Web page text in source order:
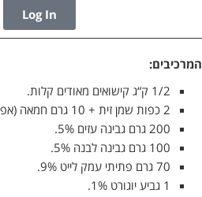
Log In
המרכיבים:
1/2 ק“ג קישואים מאודים קלות.
2 כפות שמן זית + 10 גרם חמאה (אפשר חמאה לייט).
200 גרם גבינה עזים 5%.
100 גרם גבינה לבנה 5%.
70 גרם פתיתי עמק לייט 9%.
1 גביע יוגורט 1%.